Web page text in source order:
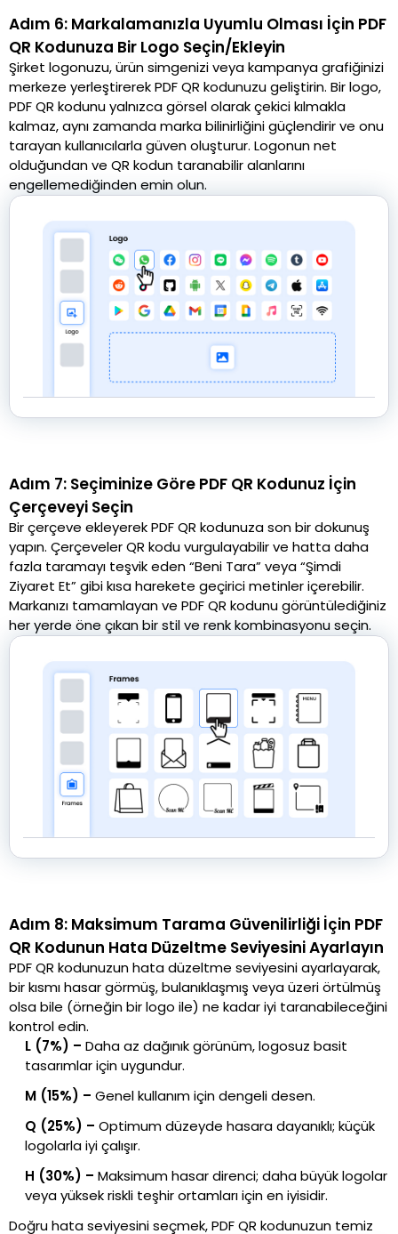
Adım 6: Markalamanızla Uyumlu Olması İçin PDF
QR Kodunuza Bir Logo Seçin/Ekleyin
Şirket logonuzu, ürün simgenizi veya kampanya grafiğinizi
merkeze yerleştirerek PDF QR kodunuzu geliştirin. Bir logo,
PDF QR kodunu yalnızca görsel olarak çekici kılmakla
kalmaz, aynı zamanda marka bilinirliğini güçlendirir ve onu
tarayan kullanıcılarla güven oluşturur. Logonun net
olduğundan ve QR kodun taranabilir alanlarını
engellemediğinden emin olun.
Adım 7: Seçiminize Göre PDF QR Kodunuz İçin
Çerçeveyi Seçin
Bir çerçeve ekleyerek PDF QR kodunuza son bir dokunuş
yapın. Çerçeveler QR kodu vurgulayabilir ve hatta daha
fazla taramayı teşvik eden “Beni Tara” veya “Şimdi
Ziyaret Et” gibi kısa harekete geçirici metinler içerebilir.
Markanızı tamamlayan ve PDF QR kodunu görüntülediğiniz
her yerde öne çıkan bir stil ve renk kombinasyonu seçin.
Adım 8: Maksimum Tarama Güvenilirliği İçin PDF
QR Kodunun Hata Düzeltme Seviyesini Ayarlayın
PDF QR kodunuzun hata düzeltme seviyesini ayarlayarak,
bir kısmı hasar görmüş, bulanıklaşmış veya üzeri örtülmüş
olsa bile (örneğin bir logo ile) ne kadar iyi taranabileceğini
kontrol edin.
L (7%) – Daha az dağınık görünüm, logosuz basit
tasarımlar için uygundur.
M (15%) – Genel kullanım için dengeli desen.
Q (25%) – Optimum düzeyde hasara dayanıklı; küçük
logolarla iyi çalışır.
H (30%) – Maksimum hasar direnci; daha büyük logolar
veya yüksek riskli teşhir ortamları için en iyisidir.
Doğru hata seviyesini seçmek, PDF QR kodunuzun temiz